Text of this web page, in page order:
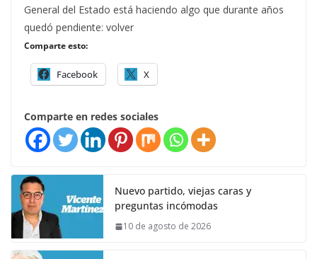
General del Estado está haciendo algo que durante años
quedó pendiente: volver
Comparte esto:
Facebook X
Comparte en redes sociales
Nuevo partido, viejas caras y
preguntas incómodas
10 de agosto de 2026